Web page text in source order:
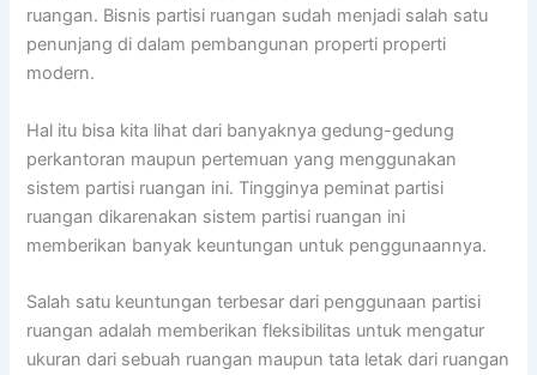
ruangan. Bisnis partisi ruangan sudah menjadi salah satu
penunjang di dalam pembangunan properti properti
modern.
Hal itu bisa kita lihat dari banyaknya gedung-gedung
perkantoran maupun pertemuan yang menggunakan
sistem partisi ruangan ini. Tingginya peminat partisi
ruangan dikarenakan sistem partisi ruangan ini
memberikan banyak keuntungan untuk penggunaannya.
Salah satu keuntungan terbesar dari penggunaan partisi
ruangan adalah memberikan fleksibilitas untuk mengatur
ukuran dari sebuah ruangan maupun tata letak dari ruangan